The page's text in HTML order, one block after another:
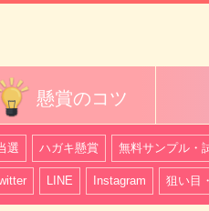
懸賞のコツ
選 ハガキ懸賞 無料サンプル・
LINE Instagram 狙い目